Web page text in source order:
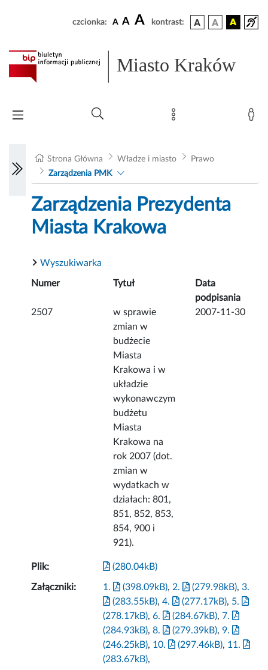
czcionka: A A A kontrast:
Miasto Kraków
Strona Główna Władze i miasto
Prawo
Zarządzenia PMK
Zarządzenia Prezydenta
Miasta Krakowa
Wyszukiwarka
Numer Tytuł
Data
podpisania
2507
w sprawie
zmian w
budżecie
Miasta
Krakowa i w
układzie
wykonawczym
budżetu
Miasta
Krakowa na
rok 2007 (dot.
zmian w
wydatkach w
działach: 801,
851, 852, 853,
854, 900 i
921).
2007-11-30
Plik: (280.04kB)
Załączniki: 1. (398.09kB), 2. (279.98kB),3.
(283.55kB),4. (277.17kB), 5.
(278.17kB),6. (284.67kB), 7.
(284.93kB),8. (279.39kB),9.
(246.25kB), 10. (297.46kB), 11.
(283.67kB),